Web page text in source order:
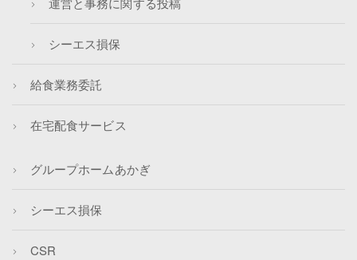
シーエス損保
給食業務委託
在宅配食サービス
グループホームあかぎ
シーエス損保
CSR